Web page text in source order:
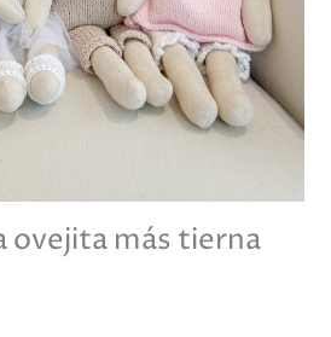
ovejita más tierna